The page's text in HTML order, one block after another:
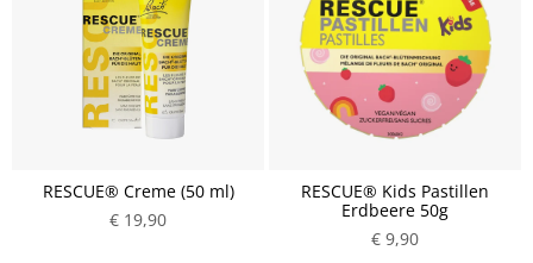
RESCUE® Creme (50 ml)
€ 19,90
RESCUE® Kids Pastillen
Erdbeere 50g
€ 9,90